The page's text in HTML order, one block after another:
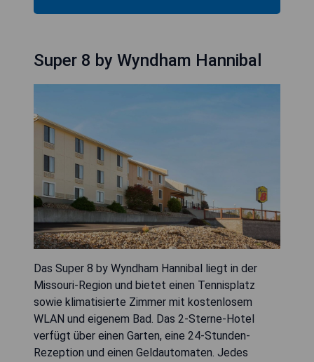
Super 8 by Wyndham Hannibal
Das Super 8 by Wyndham Hannibal liegt in der
Missouri-Region und bietet einen Tennisplatz
sowie klimatisierte Zimmer mit kostenlosem
WLAN und eigenem Bad. Das 2-Sterne-Hotel
verfügt über einen Garten, eine 24-Stunden-
Rezeption und einen Geldautomaten. Jedes